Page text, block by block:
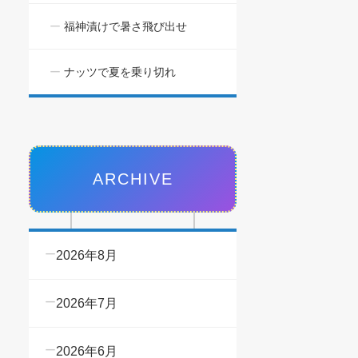
福神漬けで暑さ飛び出せ
ナッツで夏を乗り切れ
ARCHIVE
2026年8月
2026年7月
2026年6月